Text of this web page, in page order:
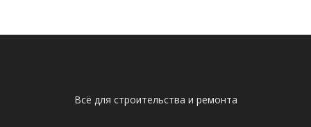
Всё для строительства и ремонта